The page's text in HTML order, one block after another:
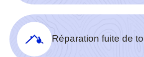
Réparation fuite de